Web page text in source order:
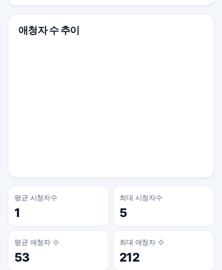
애청자 수 추이
평균 시청자수
1
최대 시청자수
5
평균 애청자 수
53
최대 애청자 수
212